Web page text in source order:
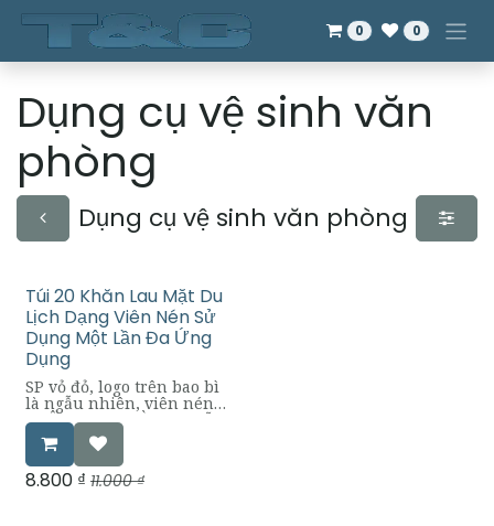
Bỏ qua để đến Nội dung
0 0
Dụng cụ vệ sinh văn
phòng
Dụng cụ vệ sinh văn phòng
Túi 20 Khăn Lau Mặt Du
Lịch Dạng Viên Nén Sử
Dụng Một Lần Đa Ứng
Dụng
SP vỏ đỏ, logo trên bao bì
là ngẫu nhiên, viên nén
VUÔNG hay TRÒN do mỗi
đợt hàng là khác nhau
nhưng shop vẫn đảm bảo
chức năng và chất liệu là
1 , sản phẩm hiểu như
8.800 ₫ 11.000₫